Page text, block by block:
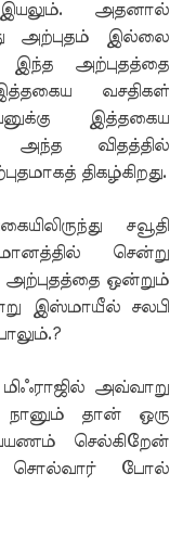
அதனால்
அற்புதம் இல்லை
இந்த அற்புதத்தை
வசதிகள்
இத்தகைய
அந்த விதத்தில்
திகழ்கிறது.
சவூதி
சென்று
ஒன்றும்
இஸ்மாயீல் சலபி
அவ்வாறு
தான் ஒரு
செல்கிறேன்
சொல்வார் போல்